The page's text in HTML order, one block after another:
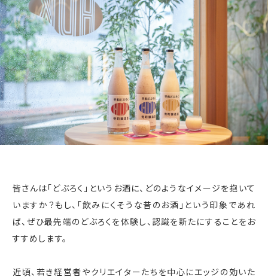
皆さんは「どぶろく」というお酒に、どのようなイメージを抱いて
いますか？もし、「飲みにくそうな昔のお酒」という印象であれ
ば、ぜひ最先端のどぶろくを体験し、認識を新たにすることをお
すすめします。
近頃、若き経営者やクリエイターたちを中心にエッジの効いた